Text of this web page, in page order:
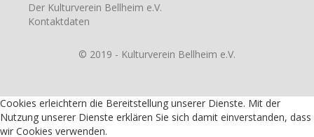
Der Kulturverein Bellheim e.V.
Kontaktdaten
© 2019 - Kulturverein Bellheim e.V.
Cookies erleichtern die Bereitstellung unserer Dienste. Mit der
Nutzung unserer Dienste erklären Sie sich damit einverstanden, dass
wir Cookies verwenden.